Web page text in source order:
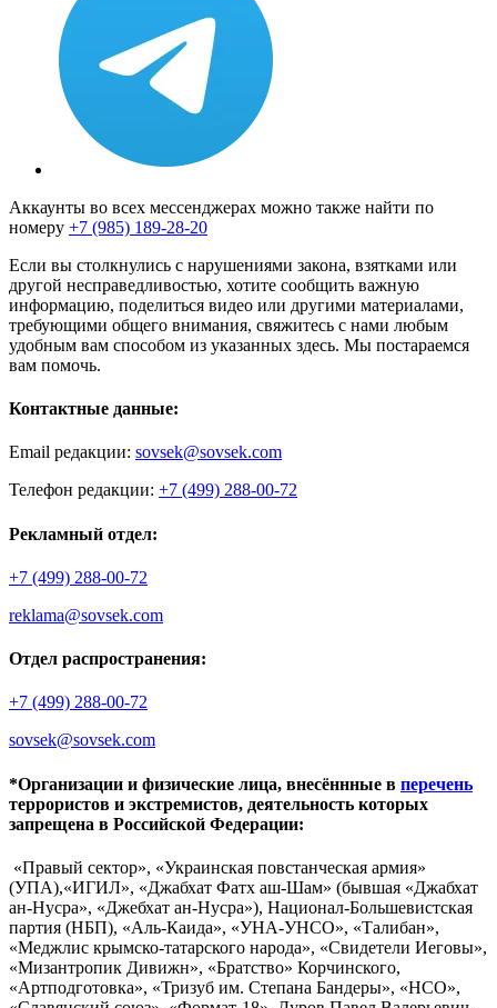
Аккаунты во всех мессенджерах можно также найти по
номеру +7 (985) 189-28-20
Если вы столкнулись с нарушениями закона, взятками или
другой несправедливостью, хотите сообщить важную
информацию, поделиться видео или другими материалами,
требующими общего внимания, свяжитесь с нами любым
удобным вам способом из указанных здесь. Мы постараемся
вам помочь.
Контактные данные:
Email редакции: sovsek@sovsek.com
Телефон редакции: +7 (499) 288-00-72
Рекламный отдел:
+7 (499) 288-00-72
reklama@sovsek.com
Отдел распространения:
+7 (499) 288-00-72
sovsek@sovsek.com
*Организации и физические лица, внесённные в перечень
террористов и экстремистов, деятельность которых
запрещена в Российской Федерации:
«Правый сектор», «Украинская повстанческая армия»
(УПА),«ИГИЛ», «Джабхат Фатх аш-Шам» (бывшая «Джабхат
ан-Нусра», «Джебхат ан-Нусра»), Национал-Большевистская
партия (НБП), «Аль-Каида», «УНА-УНСО», «Талибан»,
«Меджлис крымско-татарского народа», «Свидетели Иеговы»,
«Мизантропик Дивижн», «Братство» Корчинского,
«Артподготовка», «Тризуб им. Степана Бандеры», «НСО»,